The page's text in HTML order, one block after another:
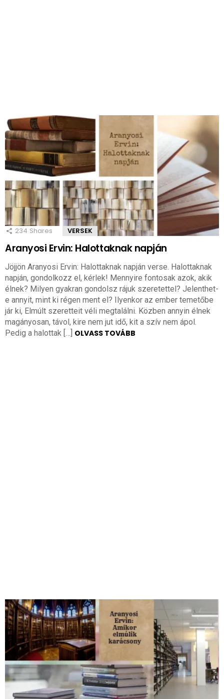
234 Shares VERSEK
Aranyosi Ervin: Halottaknak napján
Jöjjön Aranyosi Ervin: Halottaknak napján verse. Halottaknak
napján, gondolkozz el, kérlek! Mennyire fontosak azok, akik
élnek? Milyen gyakran gondolsz rájuk szeretettel? Jelenthet-
e annyit, mint ki régen ment el? Ilyenkor az ember temetőbe
jár ki, Elmúlt szeretteit véli megtalálni. Közben annyin élnek
magányosan, távol, kire nem jut idő, kit a szív nem ápol.
Pedig a halottak […] OLVASS TOVÁBB